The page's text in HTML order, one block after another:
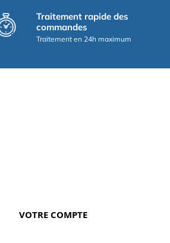
Traitement rapide des
commandes
Traitement en 24h maximum
VOTRE COMPTE